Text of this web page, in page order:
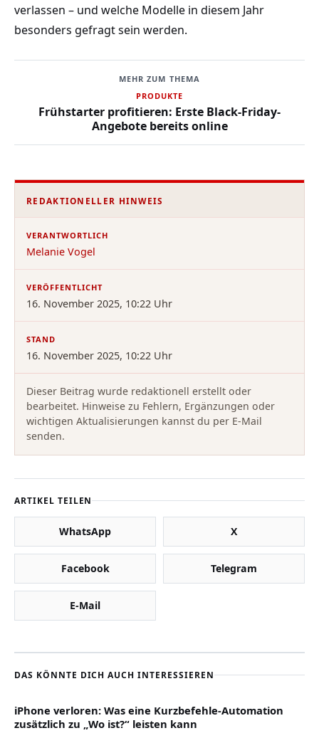
verlassen – und welche Modelle in diesem Jahr
besonders gefragt sein werden.
MEHR ZUM THEMA
PRODUKTE
Frühstarter profitieren: Erste Black-Friday-
Angebote bereits online
REDAKTIONELLER HINWEIS
VERANTWORTLICH
Melanie Vogel
VERÖFFENTLICHT
16. November 2025, 10:22 Uhr
STAND
16. November 2025, 10:22 Uhr
Dieser Beitrag wurde redaktionell erstellt oder
bearbeitet. Hinweise zu Fehlern, Ergänzungen oder
wichtigen Aktualisierungen kannst du per E-Mail
senden.
ARTIKEL TEILEN
WhatsApp X
Facebook Telegram
E-Mail
DAS KÖNNTE DICH AUCH INTERESSIEREN
iPhone verloren: Was eine Kurzbefehle-Automation
zusätzlich zu „Wo ist?“ leisten kann